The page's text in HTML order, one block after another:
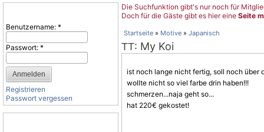
Benutzername: *
Passwort: *
Registrieren
Passwort vergessen
Die Suchfunktion gibt's nur noch für
Doch für die Gäste gibt es hier eine Seite
Startseite » Motive » Japanisch
TT: My Koi
ist noch lange nicht fertig, soll noch über
wollte nicht so viel farbe drin haben!!!
schmerzen...naja geht so...
hat 220€ gekostet!